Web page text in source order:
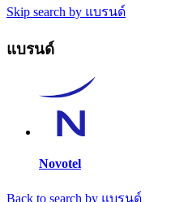
Skip search by แบรนด์
แบรนด์
Novotel
Back to search by แบรนด์